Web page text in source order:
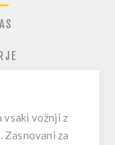
vsaki vožnji z
Zasnovani za